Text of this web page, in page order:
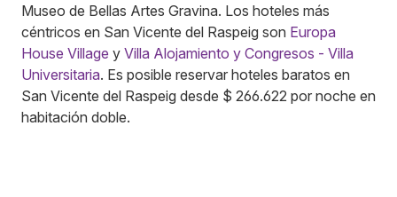
Museo de Bellas Artes Gravina. Los hoteles más
céntricos en San Vicente del Raspeig son Europa
House Village y Villa Alojamiento y Congresos - Villa
Universitaria. Es posible reservar hoteles baratos en
San Vicente del Raspeig desde $ 266.622 por noche en
habitación doble.